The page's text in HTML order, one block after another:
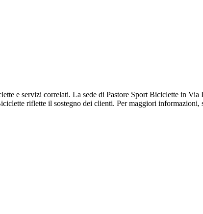
e servizi correlati. La sede di Pastore Sport Biciclette in
riflette il sostegno dei clienti. Per maggiori informazioni,